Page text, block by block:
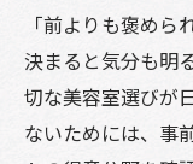
「前よりも褒め
決まると気分も明
切な美容室選びが
ないためには、事